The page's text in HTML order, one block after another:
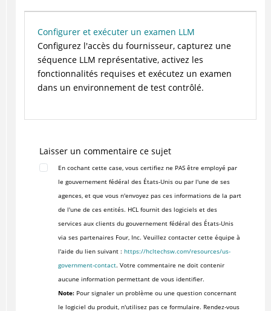
Configurer et exécuter un examen LLM
Configurez l'accès du fournisseur, capturez une
séquence LLM représentative, activez les
fonctionnalités requises et exécutez un examen
dans un environnement de test contrôlé.
Laisser un commentaire ce sujet
En cochant cette case, vous certifiez ne PAS être employé par
le gouvernement fédéral des États-Unis ou par l'une de ses
agences, et que vous n'envoyez pas ces informations de la part
de l'une de ces entités. HCL fournit des logiciels et des
services aux clients du gouvernement fédéral des États-Unis
via ses partenaires Four, Inc. Veuillez contacter cette équipe à
l'aide du lien suivant : https://hcltechsw.com/resources/us-
government-contact. Votre commentaire ne doit contenir
aucune information permettant de vous identifier.
Note:Pour signaler un problème ou une question concernant
le logiciel du produit, n'utilisez pas ce formulaire. Rendez-vous